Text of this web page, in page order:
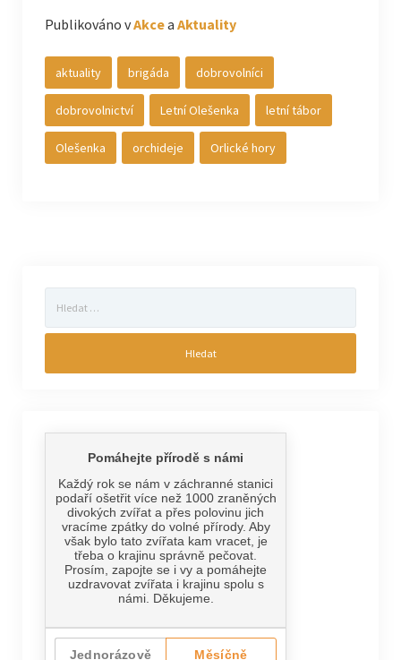
Publikováno vAkcea Aktuality
aktuality brigáda dobrovolníci
dobrovolnictví Letní Olešenka letní tábor
Olešenka orchideje Orlické hory